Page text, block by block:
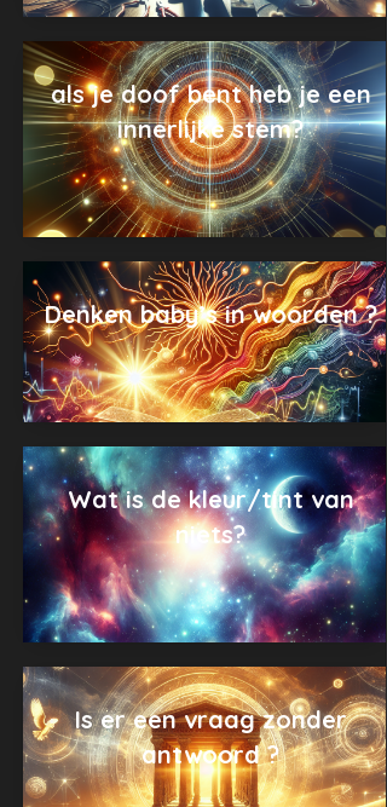
als je doof bent heb je een
innerlijke stem?
Denken baby’s in woorden ?
Wat is de kleur/tint van
niets?
Is er een vraag zonder
antwoord ?